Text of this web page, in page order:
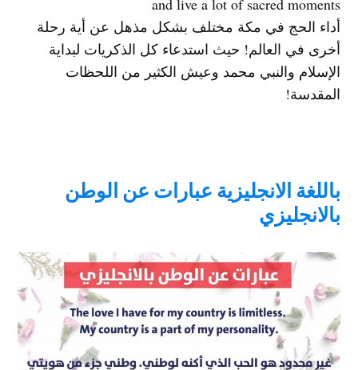
and live a lot of sacred moments
أداء الحج في مكة مختلف بشكل مذهل عن أية رحلة
أخرى في العالم! حيث استدعاء كل الذكريات لبداية
الإسلام والنبي محمد وعيش الكثير من اللحظات
المقدسة!
باللغة الانجليزية عبارات عن الوطن
بالانجليزي